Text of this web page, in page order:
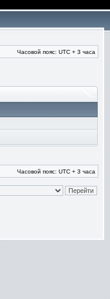
Часовой пояс: UTC + 3 часа
Часовой пояс: UTC + 3 часа